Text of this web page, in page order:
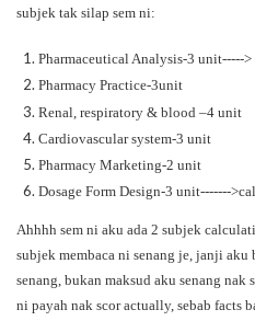
subjek tak silap sem ni:
Pharmaceutical Analysis-3 unit-----
Pharmacy Practice-3unit
Renal, respiratory & blood –4 unit
Cardiovascular system-3 unit
Pharmacy Marketing-2 unit
Dosage Form Design-3 unit-------
Ahhhh sem ni aku ada 2 subjek
subjek membaca ni senang je, janji aku
senang, bukan maksud aku senang
ni payah nak scor actually, sebab facts